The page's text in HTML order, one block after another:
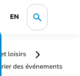
EN
loisirs
des événements